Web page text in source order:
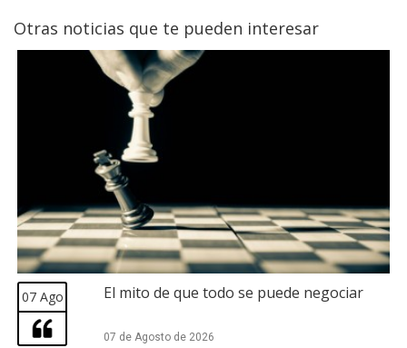
Otras noticias que te pueden interesar
07 Ago El mito de que todo se puede negociar
07 de Agosto de 2026